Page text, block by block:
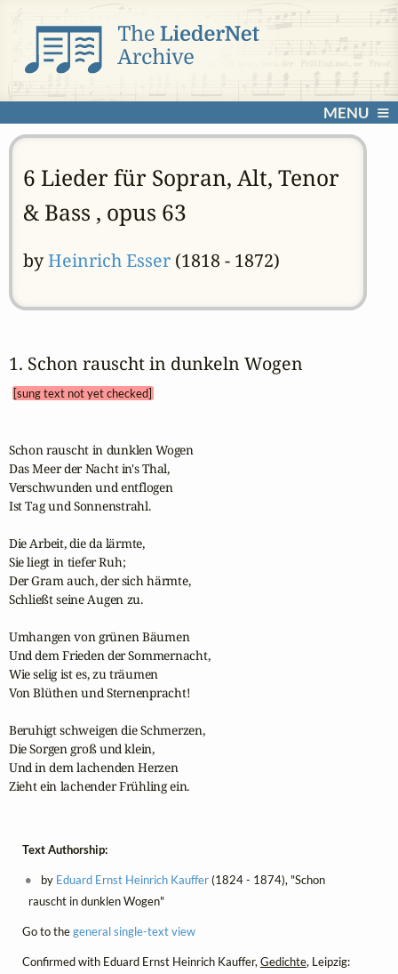
MENU
6 Lieder für Sopran, Alt, Tenor
& Bass , opus 63
byHeinrich Esser(1818 - 1872)
1. Schon rauscht in dunkeln Wogen
[sung text not yet checked]
Schon rauscht in dunklen Wogen
Das Meer der Nacht in's Thal,
Verschwunden und entflogen
Ist Tag und Sonnenstrahl.
Die Arbeit, die da lärmte,
Sie liegt in tiefer Ruh;
Der Gram auch, der sich härmte,
Schließt seine Augen zu.
Umhangen von grünen Bäumen
Und dem Frieden der Sommernacht,
Wie selig ist es, zu träumen
Von Blüthen und Sternenpracht!
Beruhigt schweigen die Schmerzen,
Die Sorgen groß und klein,
Und in dem lachenden Herzen
Zieht ein lachender Frühling ein.
Text Authorship:
by Eduard Ernst Heinrich Kauffer(1824 - 1874), "Schon
rauscht in dunklen Wogen"
Go to thegeneral single-text view
Confirmed with Eduard Ernst Heinrich Kauffer, Gedichte, Leipzig: